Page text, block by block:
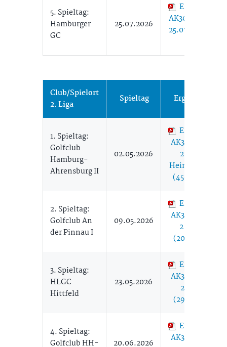
5. Spieltag:
Hamburger
GC
25.07.2026
Ergebnisse
AK30 Herren 1
25.07. (620,45
Club/Spielort
2. Liga
Spieltag Ergebnisse
1. Spieltag:
Golfclub
Hamburg-
Ahrensburg II
02.05.2026
Ergebnisse
AK30 Herren
2 02.05.
Heimspieltag
(450,02 KB)
2. Spieltag:
Golfclub An
der Pinnau I
09.05.2026
Ergebnisse
AK30 Herren
2 09.05.
(200,55 KB)
3. Spieltag:
HLGC
Hittfeld
23.05.2026
Ergebnisse
AK30 Herren
2 23.05.
(296,12 KB)
4. Spieltag:
Golfclub HH-
20.06.2026
Ergebnisse
AK30 Herren